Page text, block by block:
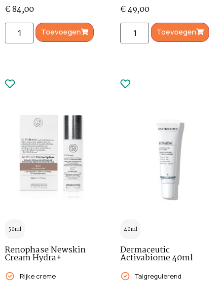
€84,00
Toevoegen
€49,00
Toevoegen
50ml
Renophase Newskin
Cream Hydra+
Rijke creme
40ml
Dermaceutic
Activabiome 40ml
Talgregulerend